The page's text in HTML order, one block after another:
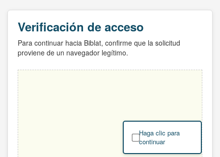
Verificación de acceso
Para continuar hacia Biblat, confirme que la solicitud
proviene de un navegador legítimo.
Haga clic para
continuar